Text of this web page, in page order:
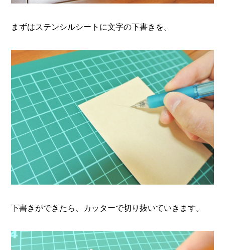
まずはステンシルシートに文字の下書きを。
下書きができたら、カッターで切り抜いていきます。